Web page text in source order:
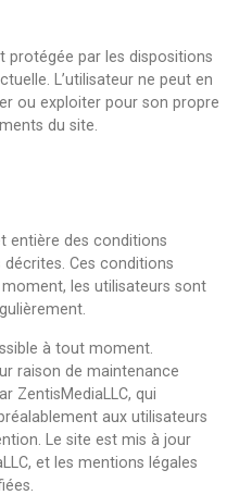
protégée par les dispositions
L’utilisateur ne peut en
ou exploiter pour son propre
du site.
entière des conditions
décrites. Ces conditions
les utilisateurs sont
à tout moment.
raison de maintenance
ZentisMediaLLC, qui
aux utilisateurs
Le site est mis à jour
et les mentions légales